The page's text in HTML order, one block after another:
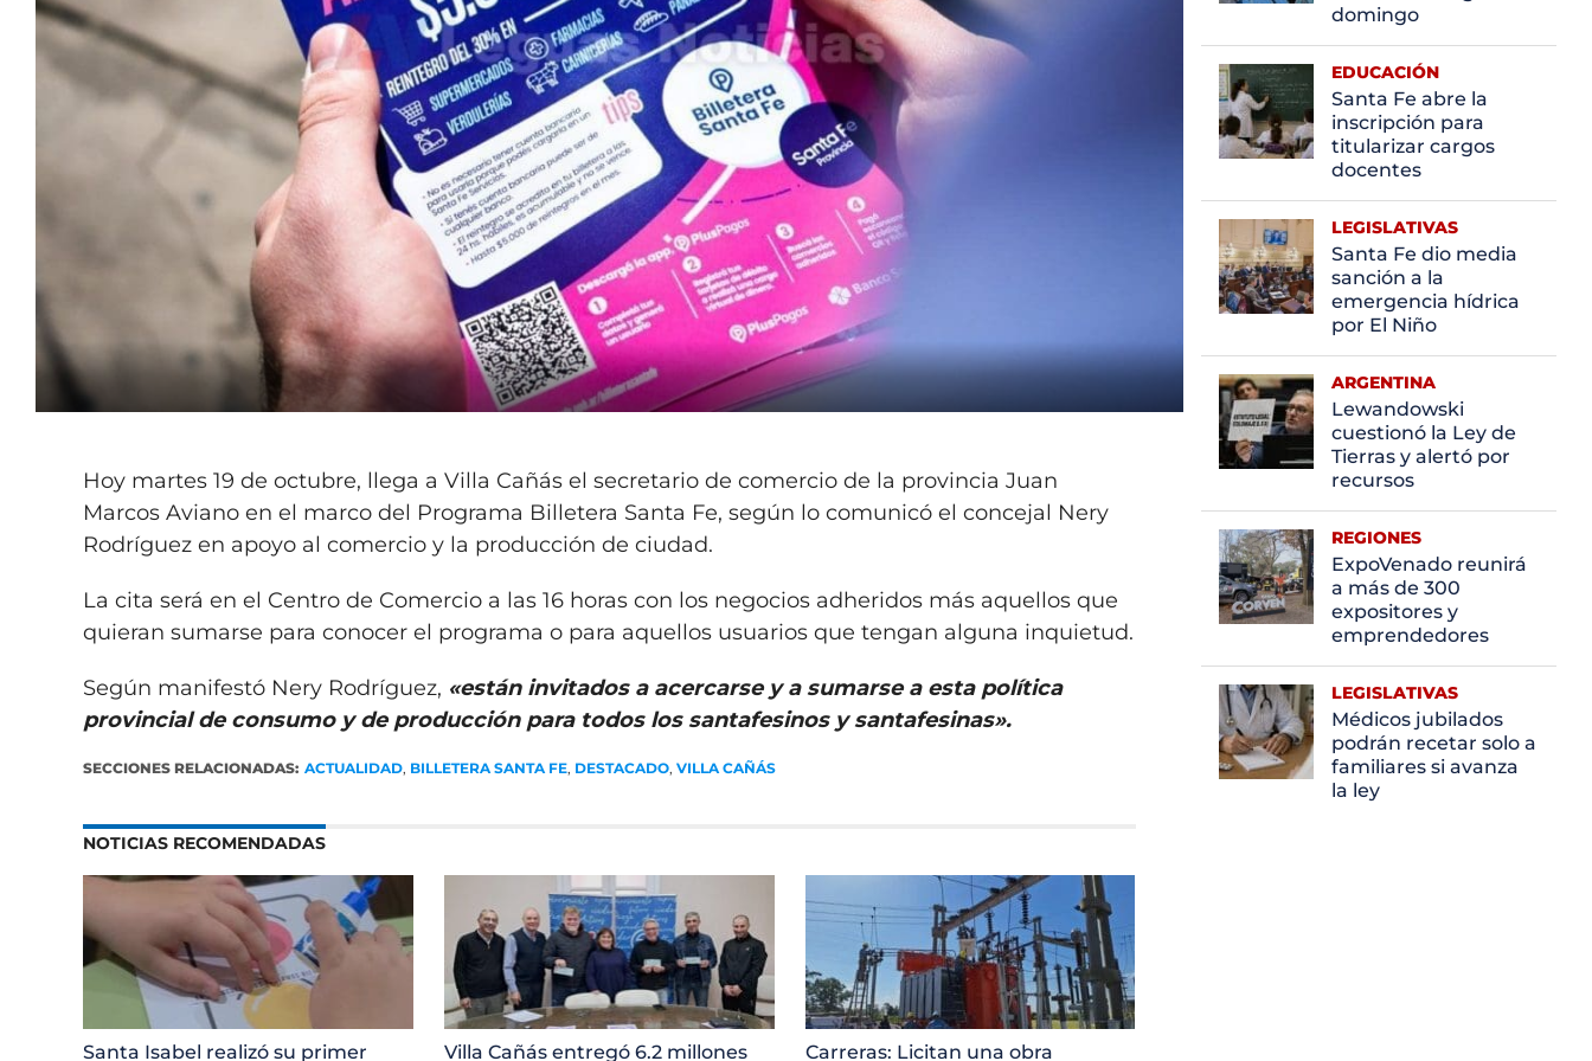
Hoy martes 19 de octubre, llega a Villa Cañás el secretario de comercio de la provincia Juan
Marcos Aviano en el marco del Programa Billetera Santa Fe, según lo comunicó el concejal Nery
Rodríguez en apoyo al comercio y la producción de ciudad.
La cita será en el Centro de Comercio a las 16 horas con los negocios adheridos más aquellos que
quieran sumarse para conocer el programa o para aquellos usuarios que tengan alguna inquietud.
Según manifestó Nery Rodríguez, «están invitados a acercarse y a sumarse a esta política
provincial de consumo y de producción para todos los santafesinos y santafesinas».
SECCIONES RELACIONADAS: ACTUALIDAD, BILLETERA SANTA FE, DESTACADO,VILLA CAÑÁS
NOTICIAS RECOMENDADAS
Santa Isabel realizó su primer Villa Cañás entregó 6.2 millones Carreras: Licitan una obra
domingo
EDUCACIÓN
Santa Fe abre la
inscripción para
titularizar cargos
docentes
LEGISLATIVAS
Santa Fe dio media
sanción a la
emergencia hídrica
por El Niño
ARGENTINA
Lewandowski
cuestionó la Ley de
Tierras y alertó por
recursos
REGIONES
ExpoVenado reunirá
a más de 300
expositores y
emprendedores
LEGISLATIVAS
Médicos jubilados
podrán recetar solo a
familiares si avanza
la ley